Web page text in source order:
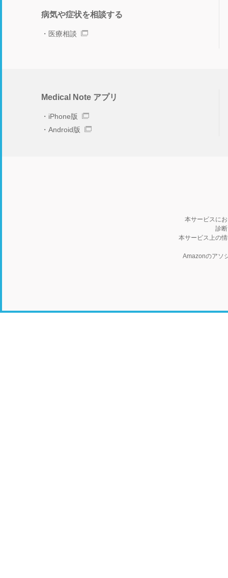
病気や症状を相談する
医療相談
Medical Note アプリ
iPhone版
Android版
本サービスに
診
本サービス上の
Amazonのアソ